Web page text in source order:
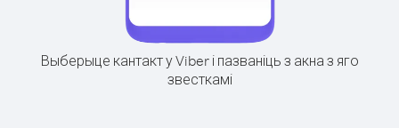
Выберыце кантакт у Viber і пазваніць з акна з яго
звесткамі